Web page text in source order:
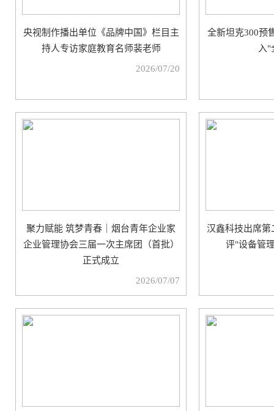
央视制作播出单位《品牌中国》栏目主
持人专访家庭教育名师裴老师
2026/07/20
全新坦克300预
入"
聚力赋能 筑梦青春｜烟台青年企业家
企业管理协会三届一次主席团（首批）
正式成立
2026/07/07
汉鑫科技出席第
评"设备管